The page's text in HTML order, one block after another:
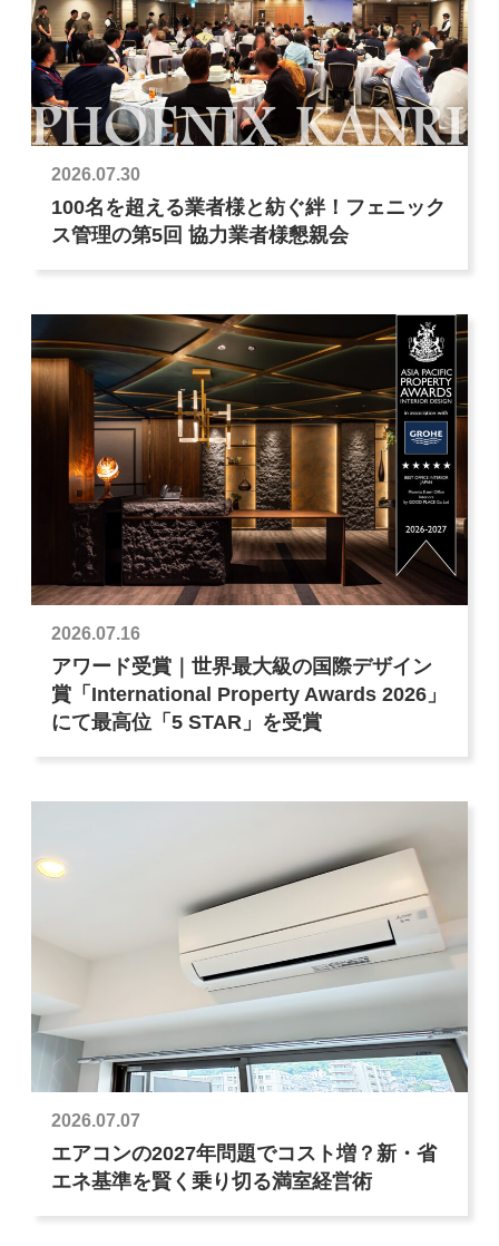
2026.07.30
100名を超える業者様と紡ぐ絆！フェニック
ス管理の第5回 協力業者様懇親会
2026.07.16
アワード受賞｜世界最大級の国際デザイン
賞「International Property Awards 2026」
にて最高位「5 STAR」を受賞
2026.07.07
エアコンの2027年問題でコスト増？新・省
エネ基準を賢く乗り切る満室経営術